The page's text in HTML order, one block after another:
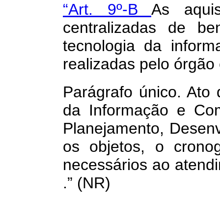
“Art. 9º-B As
centralizadas de
tecnologia da
realizadas pelo órgão
Parágrafo único. Ato
da Informação e
Planejamento,
os objetos, o
necessários ao
.” (NR)